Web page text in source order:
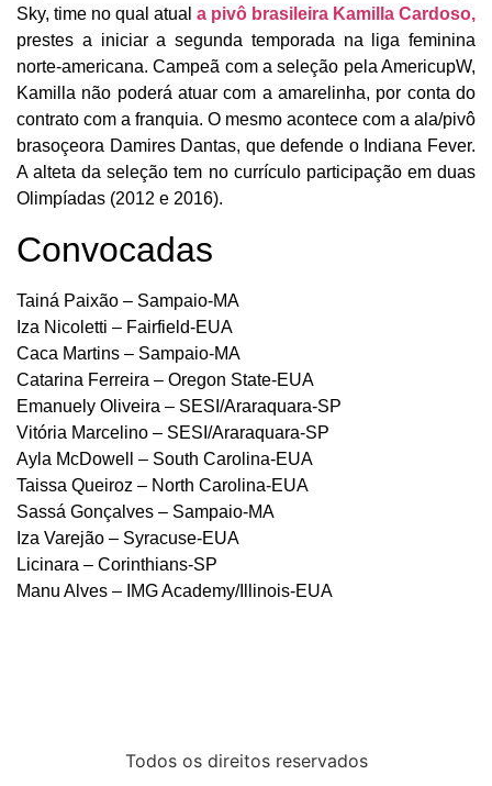
Sky, time no qual atual a pivô brasileira Kamilla Cardoso,
prestes a iniciar a segunda temporada na liga feminina
norte-americana. Campeã com a seleção pela AmericupW,
Kamilla não poderá atuar com a amarelinha, por conta do
contrato com a franquia. O mesmo acontece com a ala/pivô
brasoçeora Damires Dantas, que defende o Indiana Fever.
A alteta da seleção tem no currículo participação em duas
Olimpíadas (2012 e 2016).
Convocadas
Tainá Paixão – Sampaio-MA
Iza Nicoletti – Fairfield-EUA
Caca Martins – Sampaio-MA
Catarina Ferreira – Oregon State-EUA
Emanuely Oliveira – SESI/Araraquara-SP
Vitória Marcelino – SESI/Araraquara-SP
Ayla McDowell – South Carolina-EUA
Taissa Queiroz – North Carolina-EUA
Sassá Gonçalves – Sampaio-MA
Iza Varejão – Syracuse-EUA
Licinara – Corinthians-SP
Manu Alves – IMG Academy/Illinois-EUA
Todos os direitos reservados